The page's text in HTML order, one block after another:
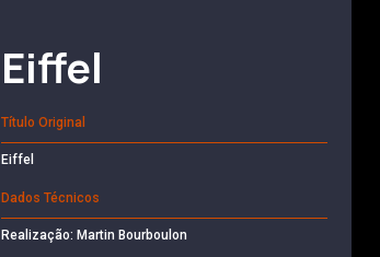
Eiffel
Título Original
Eiffel
Dados Técnicos
Realização: Martin Bourboulon